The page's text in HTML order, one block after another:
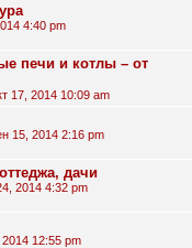
4:40 pm
печи и котлы – от
17, 2014 10:09 am
15, 2014 2:16 pm
дачи
2014 4:32 pm
12:55 pm